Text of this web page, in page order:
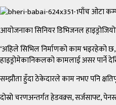
पाँच ओटा
आयोजनाका सिनियर डिभिजनल
‘अहिले सिभिल निर्माणको काम भइरहेको
हाइड्रोमेकानिकलको कामलाई असर पार्ने
सम्झौता हुँदा ठेकेदारले काम नभए पनि
दोस्रो चरणअन्तर्गत हेडवक्र्स, सर्जसाफ्ट,